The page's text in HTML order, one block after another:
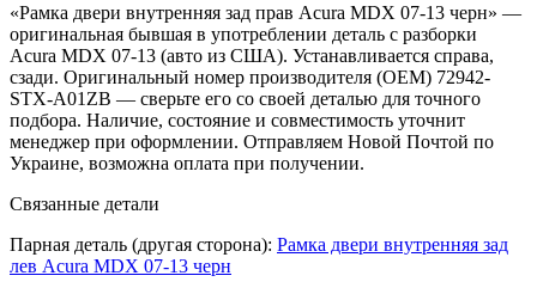
«Рамка двери внутренняя зад прав Acura MDX 07-13 черн» —
оригинальная бывшая в употреблении деталь с разборки
Acura MDX 07-13 (авто из США). Устанавливается справа,
сзади. Оригинальный номер производителя (OEM) 72942-
STX-A01ZB — сверьте его со своей деталью для точного
подбора. Наличие, состояние и совместимость уточнит
менеджер при оформлении. Отправляем Новой Почтой по
Украине, возможна оплата при получении.
Связанные детали
Парная деталь (другая сторона): Рамка двери внутренняя зад
лев Acura MDX 07-13 черн